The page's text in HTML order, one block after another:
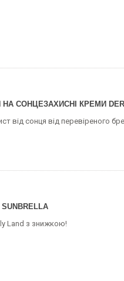
СОНЦЕЗАХИСНІ КРЕМИ
від сонця від перевіреного
Land з знижкою!